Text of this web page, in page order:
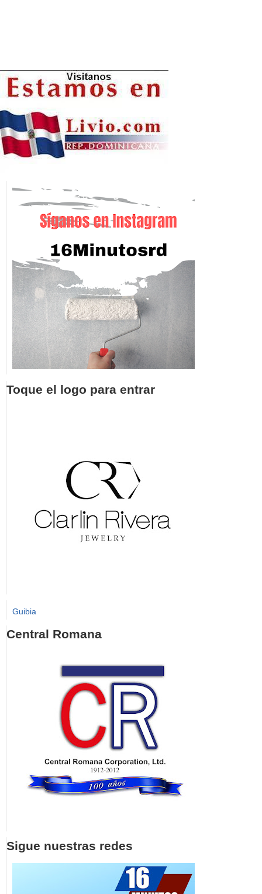
Toque el logo para entrar
Guibia
Central Romana
Sigue nuestras redes